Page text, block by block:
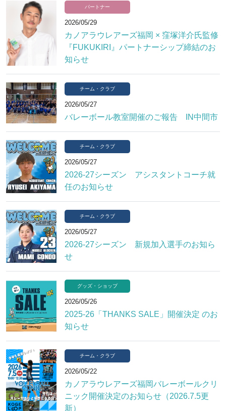
パートナー
2026/05/29
カノアラウレアーズ福岡 × 窪塚洋介氏監修
『FUKUKIRI』パートナーシップ締結のお
知らせ
チーム・クラブ
2026/05/27
バレーボール教室開催のご報告 IN中間市
チーム・クラブ
2026/05/27
2026-27シーズン アシスタントコーチ就
任のお知らせ
チーム・クラブ
2026/05/27
2026-27シーズン 新規加入選手のお知ら
せ
グッズ・ショップ
2026/05/26
2025-26「THANKS SALE」開催決定 のお
知らせ
チーム・クラブ
2026/05/22
カノアラウレアーズ福岡バレーボールクリ
ニック開催決定のお知らせ（2026.7.5更
新）